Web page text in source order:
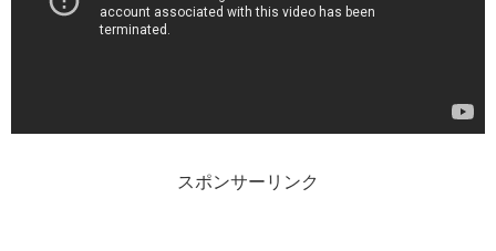
スポンサーリンク